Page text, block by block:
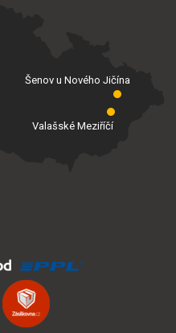
Valašské Meziříčí
Šenov u Nového Jičína